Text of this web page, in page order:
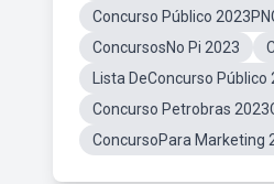
Concurso Público
ConcursosNo Pi 2023
Lista DeConcurso Público
Concurso Petrobras
ConcursoPara Marketing